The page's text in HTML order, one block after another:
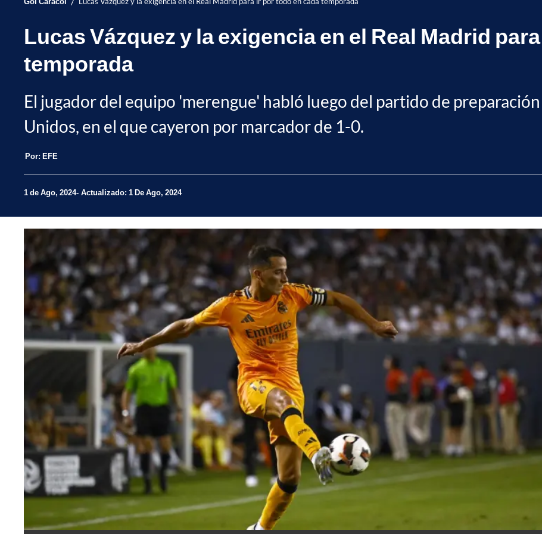
Lucas Vázquez y la exigencia en el Real Madrid
temporada
El jugador del equipo 'merengue' habló luego del partido de
Unidos, en el que cayeron por marcador de 1-0.
Por: EFE
1 de Ago, 2024 Actualizado: 1 De Ago, 2024